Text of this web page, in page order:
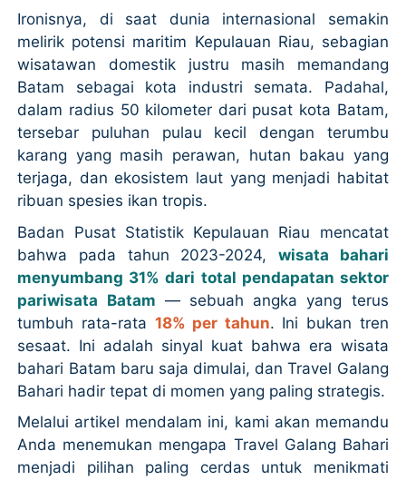
Ironisnya, di saat dunia internasional semakin
melirik potensi maritim Kepulauan Riau, sebagian
wisatawan domestik justru masih memandang
Batam sebagai kota industri semata. Padahal,
dalam radius 50 kilometer dari pusat kota Batam,
tersebar puluhan pulau kecil dengan terumbu
karang yang masih perawan, hutan bakau yang
terjaga, dan ekosistem laut yang menjadi habitat
ribuan spesies ikan tropis.
Badan Pusat Statistik Kepulauan Riau mencatat
bahwa pada tahun 2023-2024, wisata bahari
menyumbang 31% dari total pendapatan sektor
pariwisata Batam — sebuah angka yang terus
tumbuh rata-rata 18% per tahun. Ini bukan tren
sesaat. Ini adalah sinyal kuat bahwa era wisata
bahari Batam baru saja dimulai, dan Travel Galang
Bahari hadir tepat di momen yang paling strategis.
Melalui artikel mendalam ini, kami akan memandu
Anda menemukan mengapa Travel Galang Bahari
menjadi pilihan paling cerdas untuk menikmati